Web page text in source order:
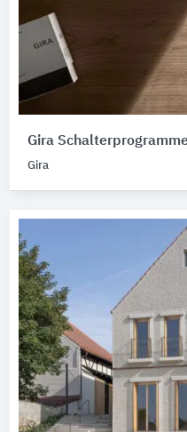
Gira
Gira